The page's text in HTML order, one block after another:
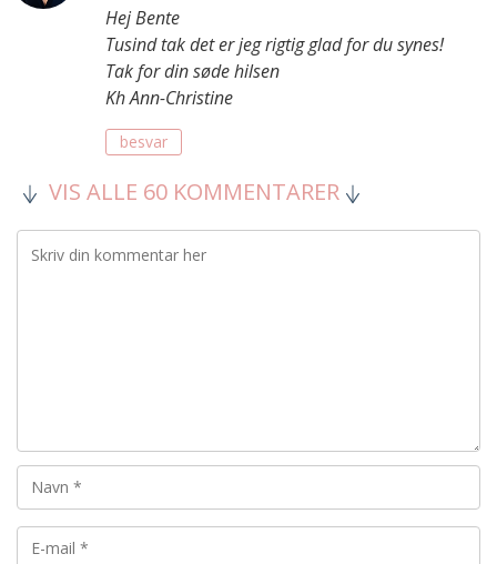
Hej Bente
Tusind tak det er jeg rigtig glad for du synes!
Tak for din søde hilsen
Kh Ann-Christine
besvar
VIS ALLE 60 KOMMENTARER